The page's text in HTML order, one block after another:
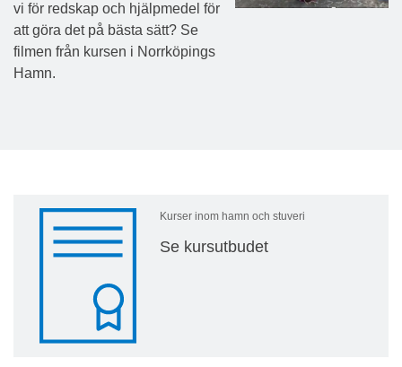
vi för redskap och hjälpmedel för
att göra det på bästa sätt? Se
filmen från kursen i Norrköpings
Hamn.
Kurser inom hamn och stuveri
Se kursutbudet